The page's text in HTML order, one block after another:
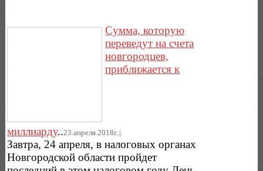
Сумма, которую
переведут на счета
новгородцев,
приближается к
миллиарду..23.апреля.2018г..|.
Завтра, 24 апреля, в налоговых органах
Новгородской области пройдет